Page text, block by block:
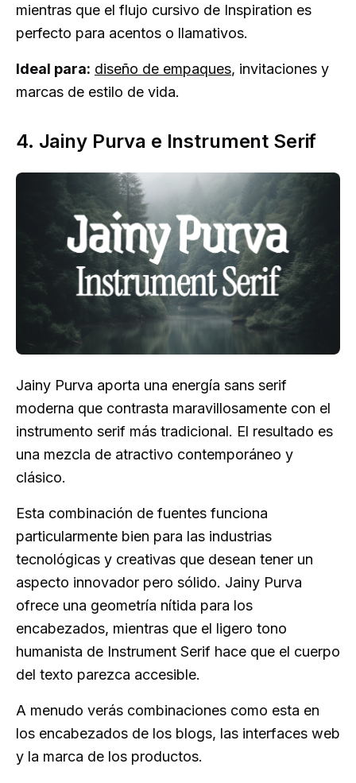
mientras que el flujo cursivo de Inspiration es
perfecto para acentos o llamativos.
Ideal para: diseño de empaques, invitaciones y
marcas de estilo de vida.
4. Jainy Purva e Instrument Serif
Jainy Purva aporta una energía sans serif
moderna que contrasta maravillosamente con el
instrumento serif más tradicional. El resultado es
una mezcla de atractivo contemporáneo y
clásico.
Esta combinación de fuentes funciona
particularmente bien para las industrias
tecnológicas y creativas que desean tener un
aspecto innovador pero sólido. Jainy Purva
ofrece una geometría nítida para los
encabezados, mientras que el ligero tono
humanista de Instrument Serif hace que el cuerpo
del texto parezca accesible.
A menudo verás combinaciones como esta en
los encabezados de los blogs, las interfaces web
y la marca de los productos.